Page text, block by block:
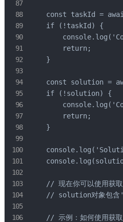
const taskId =
    if (!taskId) {
        return;
    }
const solution =
    if (!solution) {
        return;
    }
// 现在你可以使用获
// solution对象包
// 示例：如何使用获